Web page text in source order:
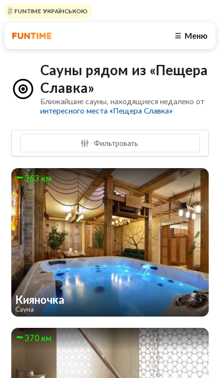
FUNTIME УКРАЇНСЬКОЮ
☰ Меню
Сауны рядом из «Пещера
Славка»
Ближайшие сауны, находящиеся недалеко от
интересного места «Пещера Славка»
Фильтровать
363 км
Кияночка
Сауна
370 км